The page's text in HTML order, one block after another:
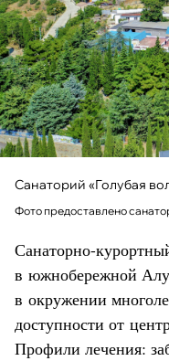
Санаторий «Голубая
Фото предоставлено
Санаторно-
в южнобережной
в окружении
доступности от
Профили лечения: